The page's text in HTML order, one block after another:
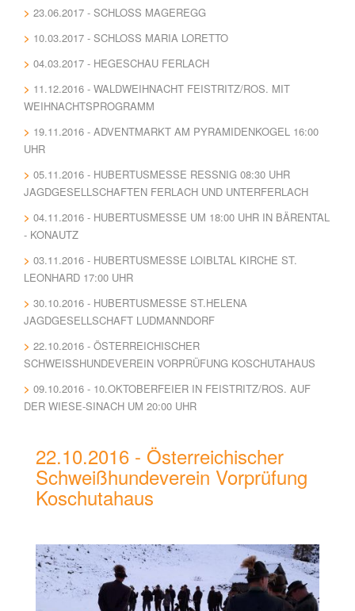
23.06.2017 - SCHLOSS MAGEREGG
10.03.2017 - SCHLOSS MARIA LORETTO
04.03.2017 - HEGESCHAU FERLACH
11.12.2016 - WALDWEIHNACHT FEISTRITZ/ROS. MIT
WEIHNACHTSPROGRAMM
19.11.2016 - ADVENTMARKT AM PYRAMIDENKOGEL 16:00
UHR
05.11.2016 - HUBERTUSMESSE RESSNIG 08:30 UHR J
AGDGESELLSCHAFTEN FERLACH UND UNTERFERLACH
04.11.2016 - HUBERTUSMESSE UM 18:00 UHR IN BÄRENTAL
- KONAUTZ
03.11.2016 - HUBERTUSMESSE LOIBLTAL KIRCHE ST.
LEONHARD 17:00 UHR
30.10.2016 - HUBERTUSMESSE ST.HELENA
JAGDGESELLSCHAFT LUDMANNDORF
22.10.2016 - ÖSTERREICHISCHER
SCHWEISSHUNDEVEREIN VORPRÜFUNG KOSCHUTAHAUS
09.10.2016 - 10.OKTOBERFEIER IN FEISTRITZ/ROS. AUF
DER WIESE-SINACH UM 20:00 UHR
22.10.2016 - Österreichischer
Schweißhundeverein Vorprüfung
Koschutahaus